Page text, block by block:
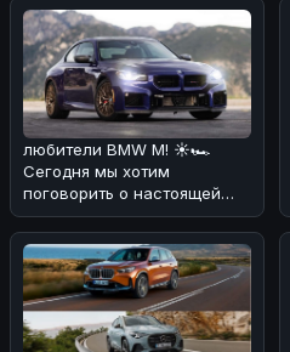
любители BMW M! ☀️🏎
Сегодня мы хотим
поговорить о настоящей
легенде - BMW M2 CS. 🔥💪
По нашему мнен